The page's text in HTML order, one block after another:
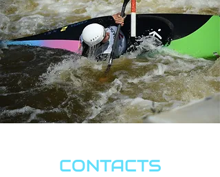
CONTACTS